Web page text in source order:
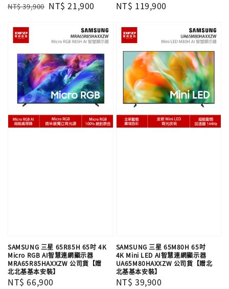
Regular
NT$ 39,900 Sale
NT$ 21,900
Regular
NT$ 119,900
SAMSUNG 三星 65R85H 65吋 4K
Micro RGB AI智慧連網顯示器
MRA65R85HAXXZW 公司貨【贈
北北基基本安裝】
Regular
NT$ 66,900
SAMSUNG 三星 65M80H 65吋
4K Mini LED AI智慧連網顯示器
UA65M80HAXXZW 公司貨【贈北
北基基本安裝】
Regular
NT$ 39,900